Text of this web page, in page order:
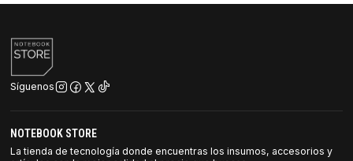
Síguenos
NOTEBOOK STORE
La tienda de tecnología donde encuentras los insumos, accesorios y